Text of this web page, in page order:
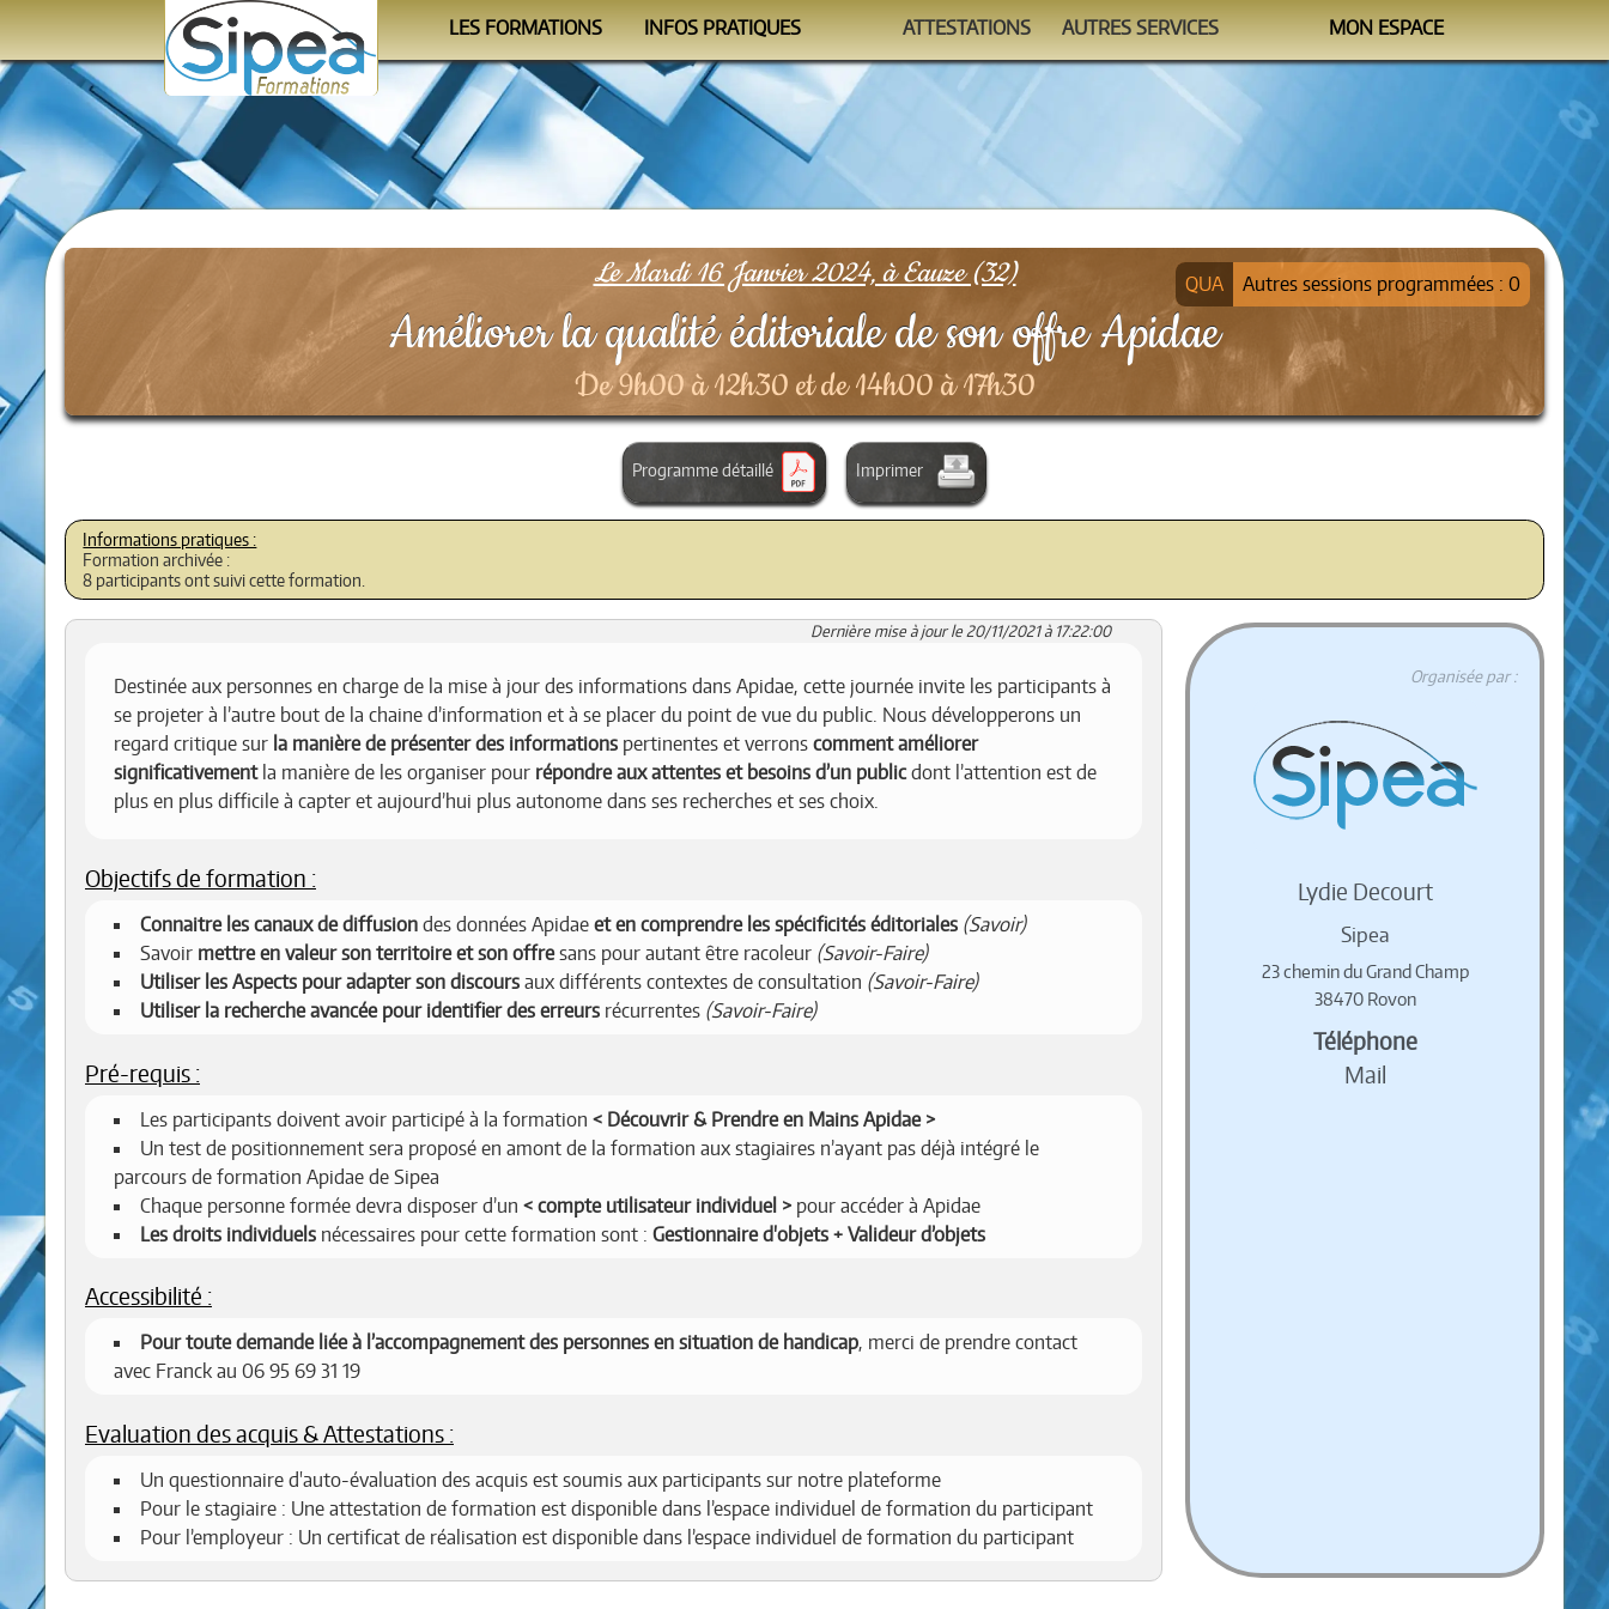
LES FORMATIONS
Le calendrier
Les programmes
Les organismes
INFOS PRATIQUES
Se former
Le Formateur
Conditions
ATTESTATIONS
Auto-évaluations
AUTRES SERVICES
Watchtower
MON ESPACE
M'identifier
Le Mardi 16 Janvier 2024, à Eauze (32)
Améliorer la qualité éditoriale de son offre Apidae
Autres sessions programmées : 0
De 9h00 à 12h30 et de 14h00 à 17h30
Programme détaillé Imprimer
Formation archivée :
8 participants ont suivi cette formation.
Dernière mise à jour le 20/11/2021 à 17:22:00
Destinée aux personnes en charge de la mise à jour des informations dans Apidae, cette journée invite les participants à
se projeter à l’autre bout de la chaine d’information et à se placer du point de vue du public. Nous développerons un
regard critique sur la manière de présenter des informations pertinentes et verrons comment améliorer
significativementla manière de les organiser pour répondre aux attentes et besoins d’un publicdont l’attention est de
plus en plus difficile à capter et aujourd’hui plus autonome dans ses recherches et ses choix.
Objectifs de formation :
Connaitre les canaux de diffusion des données Apidae et en comprendre les spécificités éditoriales (Savoir)
Savoir mettre en valeur son territoire et son offresans pour autant être racoleur (Savoir-Faire)
Utiliser les Aspects pour adapter son discours aux différents contextes de consultation (Savoir-Faire)
Utiliser la recherche avancée pour identifier des erreurs récurrentes (Savoir-Faire)
Pré-requis :
Les participants doivent avoir participé à la formation
Découvrir & Prendre en Mains Apidae
Un test de positionnement sera proposé en amont de la formation aux stagiaires n’ayant pas déjà intégré le
parcours de formation Apidae de Sipea
Chaque personne formée devra disposer d’un
compte utilisateur individuel
pour accéder à Apidae
Les droits individuels nécessaires pour cette formation sont : Gestionnaire d'objets + Valideur d’objets
Accessibilité :
Pour toute demande liée à l’accompagnement des personnes en situation de handicap, merci de prendre contact
avec Franck au 06 95 69 31 19
Evaluation des acquis & Attestations :
Un questionnaire d'auto-évaluation des acquis est soumis aux participants sur notre plateforme
Pour le stagiaire : Une attestation de formation est disponible dans l’espace individuel de formation du participant
Pour l’employeur : Un certificat de réalisation est disponible dans l’espace individuel de formation du participant
Organisée par :
Lydie Decourt
Sipea
23 chemin du Grand Champ
38470 Rovon
Téléphone
Mail